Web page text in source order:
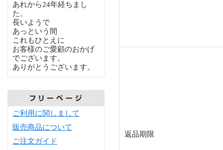
あれから24年経ちまし
た。
長いようで
あっという間
これもひとえに
お客様のご愛顧のおかげ
でございます。
ありがとうございます。
ご利用に関しまして
販売商品について
ご注文ガイド
返品期限